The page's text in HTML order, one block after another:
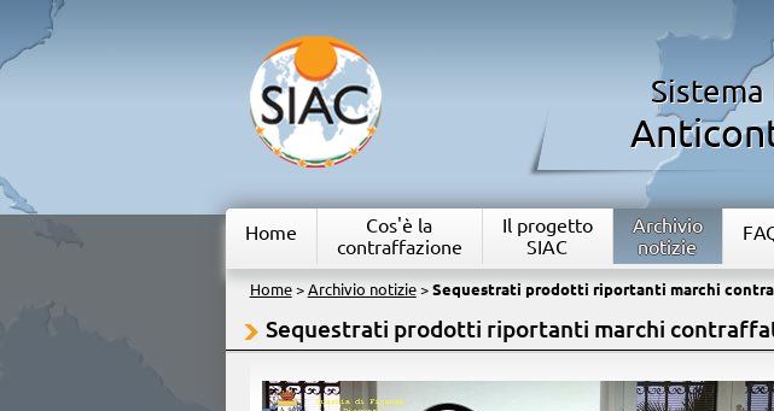
Home
Cos'è la
contraffazione
Il progetto
SIAC
Archivio
notizie
Home> Archivio notizie> Sequestrati prodotti riportanti marchi
Sequestrati prodotti riportanti marchi